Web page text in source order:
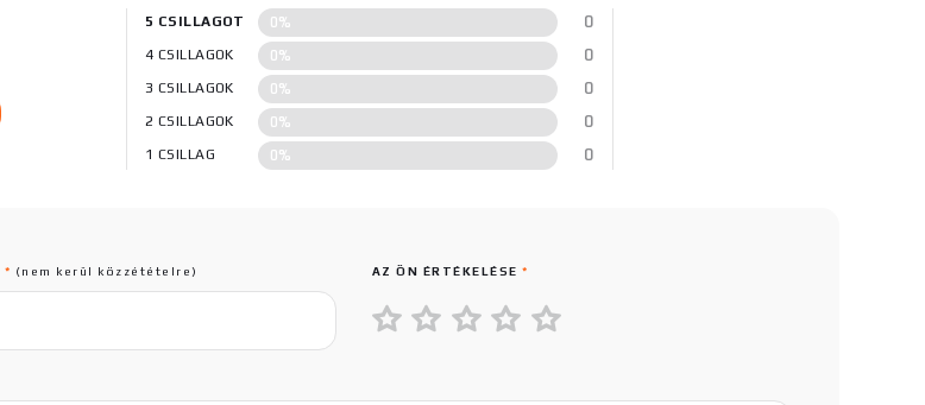
5 CSILLAGOT 0% 0
4 CSILLAGOK 0% 0
3 CSILLAGOK 0% 0
2 CSILLAGOK 0% 0
1 CSILLAG 0% 0
* (nem kerül közzétételre) AZ ÖN ÉRTÉKELÉSE*